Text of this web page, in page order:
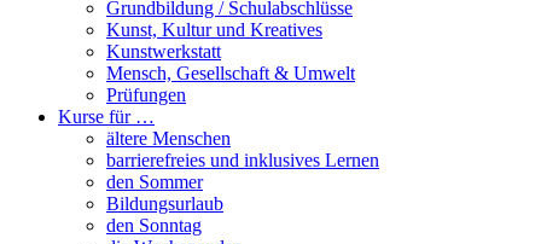
Grundbildung / Schulabschlüsse
Kunst, Kultur und Kreatives
Kunstwerkstatt
Mensch, Gesellschaft & Umwelt
Prüfungen
Kurse für …
ältere Menschen
barrierefreies und inklusives Lernen
den Sommer
Bildungsurlaub
den Sonntag